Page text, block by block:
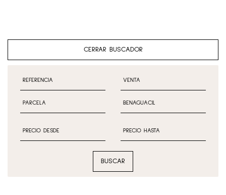
CERRAR BUSCADOR
BUSCAR